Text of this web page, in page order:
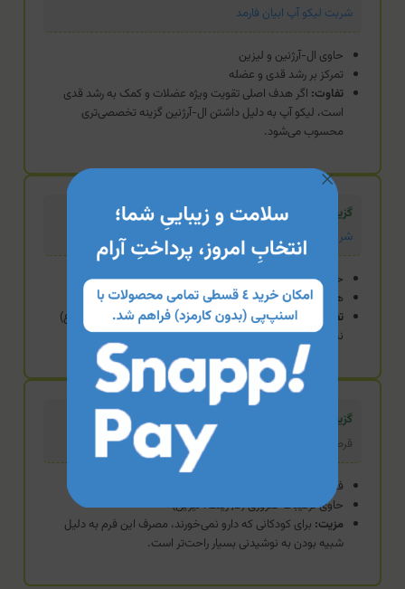
شربت لیکو آپ ابیان فارمد
حاوی ال-آرژنین و لیزین
تمرکز بر رشد قدی و عضله
تفاوت: اگر هدف اصلی تقویت ویژه عضلات و کمک به رشد قدی
است، لیکو آپ به دلیل داشتن ال-آرژنین گزینه تخصصی‌تری
محسوب می‌شود.
گزینه استاندارد
شربت ب کمپلکس جویس یوروویتال
حاوی 8 ویتامین گروه B
همراه با اینوزیتول
تفاوت:
اگر کودک به طیف کامل‌تری از ویتامین‌های B (هر ۸ نوع)
نیاز دارد، این شربت استانداردتر است، اما فرم آن مایع است.
گزینه اقتصادی (محصول فعلی)
قرص جوشان کیدز فیز یوروویتال
فرم جوشان با طعم کولا
حاوی ترکیبات ضروری (B, زینک، لیزین)
مزیت: برای کودکانی که دارو نمی‌خورند، مصرف این فرم به دلیل
شبیه بودن به نوشیدنی بسیار راحت‌تر است.